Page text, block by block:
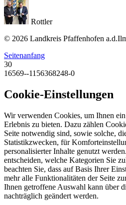
Rottler
© 2026 Landkreis Pfaffenhofen
Seitenanfang
30
16569--1156368248-0
Cookie-Einstellungen
Wir verwenden Cookies, um Ihnen
Erlebnis zu bieten. Dazu zählen
Seite notwendig sind, sowie solche,
Statistikzwecken, für
personalisierter Inhalte genutzt
entscheiden, welche Kategorien Sie
beachten Sie, dass auf Basis Ihrer
mehr alle Funktionalitäten der Seite
Ihnen getroffene Auswahl kann über
nachträglich geändert werden.